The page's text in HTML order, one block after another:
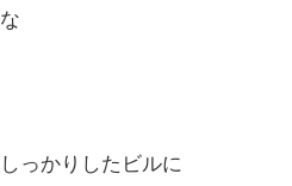
っかりしたビルに